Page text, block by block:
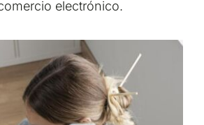
electrónico.